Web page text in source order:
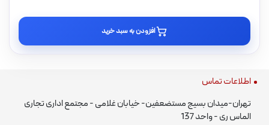
افزودن به سبد خرید
اطلاعات تماس
تهران-میدان بسیج مستضعفین- خیابان غلامی - مجتمع اداری تجاری
الماس ری - واحد 137